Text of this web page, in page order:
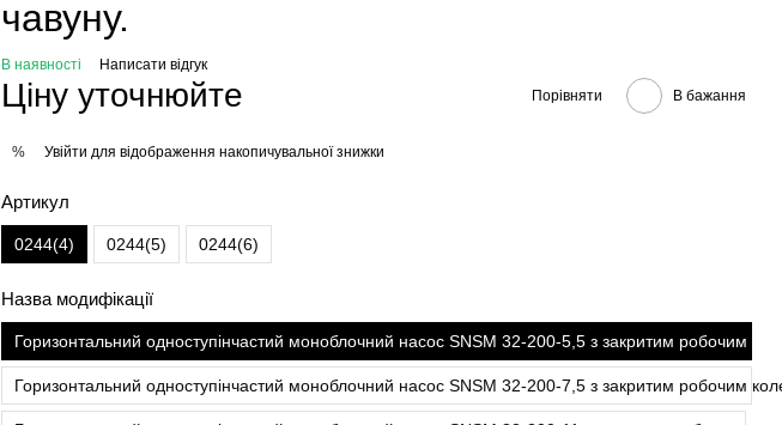
чавуну.
В наявності Написати відгук
Ціну уточнюйте Порівняти В бажання
% Увійти для відображення накопичувальної знижки
Артикул
0244(4) 0244(5) 0244(6)
Назва модифікації
Горизонтальний одноступінчастий моноблочний насос SNSM 32-200-5,5 з закритим робочим
Горизонтальний одноступінчастий моноблочний насос SNSM 32-200-7,5 з закритим робочим